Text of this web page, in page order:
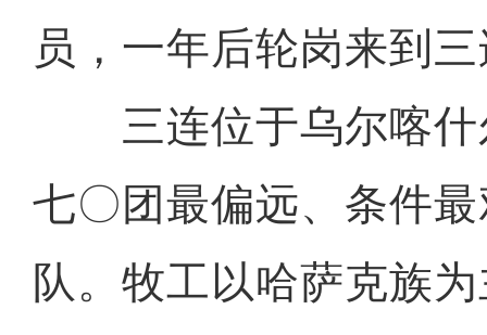
员，一年后轮岗来到
三连位于乌尔喀什
七〇团最偏远、条件
队。牧工以哈萨克族